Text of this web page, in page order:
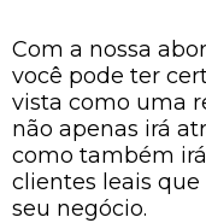
Com a nossa
você pode ter
vista como uma
não apenas irá
como também
clientes leais
seu negócio.